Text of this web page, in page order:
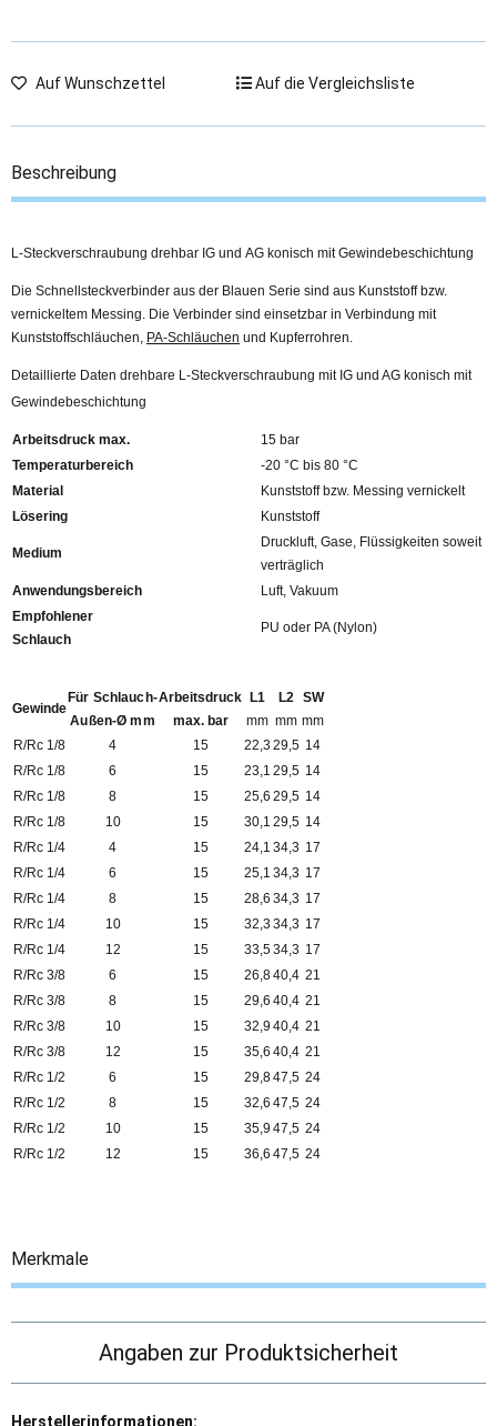
Auf Wunschzettel Auf die Vergleichsliste
Beschreibung
L-Steckverschraubung drehbar IG und AG konisch mit Gewindebeschichtung
Die Schnellsteckverbinder aus der Blauen Serie sind aus Kunststoff bzw.
vernickeltem Messing. Die Verbinder sind einsetzbar in Verbindung mit
Kunststoffschläuchen, PA-Schläuchen und Kupferrohren.
Detaillierte Daten drehbare L-Steckverschraubung mit IG und AG konisch mit
Gewindebeschichtung
Arbeitsdruck max.
15 bar
Temperaturbereich
-20 °C bis 80 °C
Material
Kunststoff bzw. Messing vernickelt
Lösering
Kunststoff
Medium
Druckluft, Gase, Flüssigkeiten soweit
verträglich
Anwendungsbereich
Luft, Vakuum
Empfohlener
Schlauch
PU oder PA (Nylon)
Gewinde
Für Schlauch-
Außen-Ø mm
Arbeitsdruck
max. bar
L1
mm
L2
mm
SW
mm
R/Rc 1/8
4 15 22,3 29,5 14
R/Rc 1/8
6 15 23,1 29,5 14
R/Rc 1/8
8 15 25,6 29,5 14
R/Rc 1/8
10 15 30,1 29,5 14
R/Rc 1/4
4 15 24,1 34,3 17
R/Rc 1/4
6 15 25,1 34,3 17
R/Rc 1/4
8 15 28,6 34,3 17
R/Rc 1/4
10 15 32,3 34,3 17
R/Rc 1/4
12 15 33,534,3 17
R/Rc 3/8
6 15 26,840,4 21
R/Rc 3/8
8 15 29,6 40,4 21
R/Rc 3/8
10 15 32,9 40,4 21
R/Rc 3/8
12 15 35,6 40,4 21
R/Rc 1/2
6 15 29,847,5 24
R/Rc 1/2
8 15 32,6 47,5 24
R/Rc 1/2
10 15 35,9 47,5 24
R/Rc 1/2
12 15 36,6 47,5 24
Merkmale
Angaben zur Produktsicherheit
Herstellerinformationen: